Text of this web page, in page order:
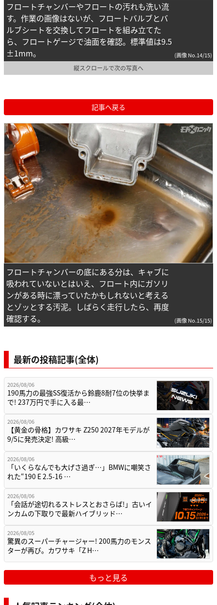
フロートチャンバーやフロートの汚れも洗い流
す。作業の画像はないが、フロートバルブとバ
ルブシートを交換してフロートを組み立てた
ら、フロートゲージで油面を確認。標準値は9.5
±1mm。
(画像 No.14/15)
縦スクロールで次の写真へ
記事へ戻る
フロートチャンバーの底にある分は、キャブに
吸われていないとはいえ、フロート内にガソリ
ンがある時に漂っていたかもしれないと考える
とゾッとする汚泥。しばらく走行したら、再度
確認する。
(画像 No.15/15)
最新の投稿記事(全体)
2026/08/06
190馬力の最強SS復活から鈴鹿8耐7位の快挙ま
で! 237万円で手に入る最…
2026/08/06
【黄金の骨格】カワサキ Z250 2027年モデルが
9/5に発売決定! 高級…
2026/08/06
「いくらなんでも大げさ過ぎ…」BMWに嘲笑さ
れた“190 E 2.5-16 …
2026/08/06
「会話が途切れるストレスとおさらば!」古いイ
ンカムの下取りで最新ハイブリッド…
2026/08/05
驚異のスーパーチャージャー! 200馬力のモンス
ターが再び。カワサキ「Z H…
もっと見る